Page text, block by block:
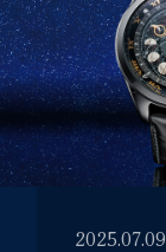
2025.07.09